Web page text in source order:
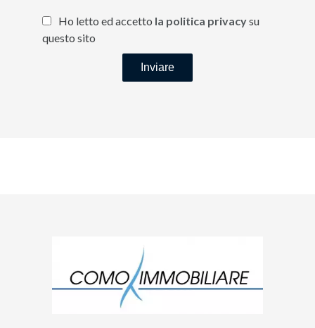
Ho letto ed accetto la politica privacysu
questo sito
Inviare